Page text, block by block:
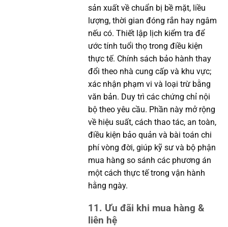
sản xuất về chuẩn bị bề mặt, liều
lượng, thời gian đóng rắn hay ngâm
nếu có. Thiết lập lịch kiểm tra để
ước tính tuổi thọ trong điều kiện
thực tế. Chính sách bảo hành thay
đổi theo nhà cung cấp và khu vực;
xác nhận phạm vi và loại trừ bằng
văn bản. Duy trì các chứng chỉ nội
bộ theo yêu cầu. Phần này mở rộng
về hiệu suất, cách thao tác, an toàn,
điều kiện bảo quản và bài toán chi
phí vòng đời, giúp kỹ sư và bộ phận
mua hàng so sánh các phương án
một cách thực tế trong vận hành
hằng ngày.
11. Ưu đãi khi mua hàng &
liên hệ